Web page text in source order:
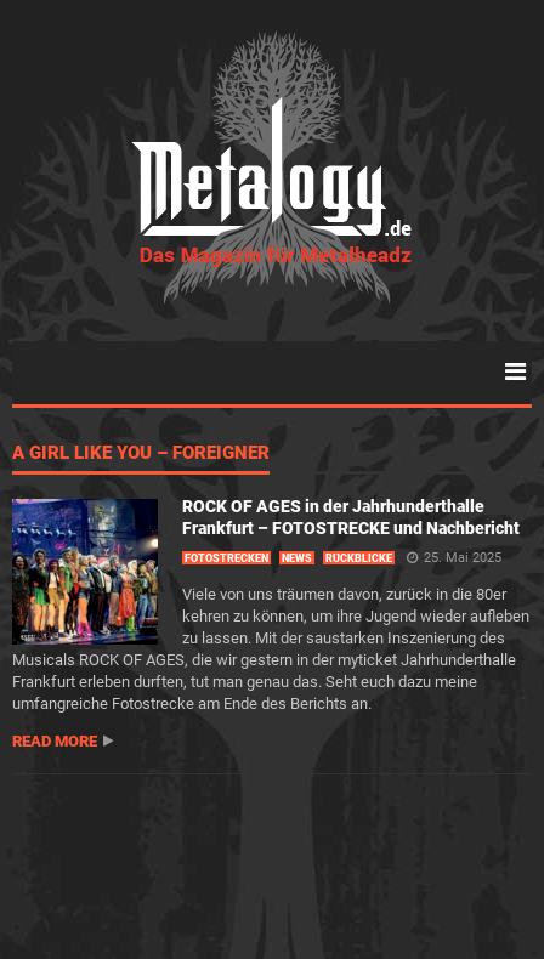
A GIRL LIKE YOU – FOREIGNER
ROCK OF AGES in der Jahrhunderthalle
Frankfurt – FOTOSTRECKE und Nachbericht
FOTOSTRECKEN NEWS RÜCKBLICKE 25. Mai 2025
Viele von uns träumen davon, zurück in die 80er
kehren zu können, um ihre Jugend wieder aufleben
zu lassen. Mit der saustarken Inszenierung des
Musicals ROCK OF AGES, die wir gestern in der myticket Jahrhunderthalle
Frankfurt erleben durften, tut man genau das. Seht euch dazu meine
umfangreiche Fotostrecke am Ende des Berichts an.
READ MORE